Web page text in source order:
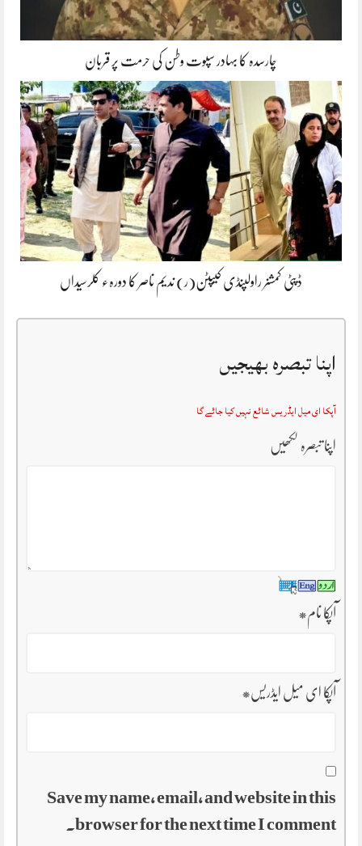
چارسدہ کا بہادر سپوت وطن کی حرمت پر قربان
ڈپٹی کمشنر راولپنڈی کیپٹن(ر) ندیم ناصر کا دورہء کلرسیداں
اپنا تبصرہ بھیجیں
آپکا ای میل ایڈریس شائع نہیں کیا جائے گا
اپنا تبصرہ لکھیں
آپکا نام*
آپکا ای میل ایڈریس*
Save my name, email, and website in this
browser for the next time I comment.